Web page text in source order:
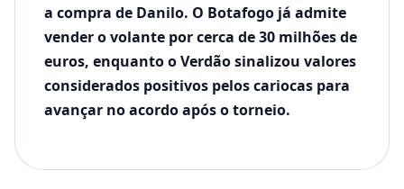
a compra de Danilo. O Botafogo já admite
vender o volante por cerca de 30 milhões de
euros, enquanto o Verdão sinalizou valores
considerados positivos pelos cariocas para
avançar no acordo após o torneio.